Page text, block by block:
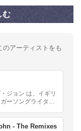
む
アーティストをも
ジョン は、イギリ
ーソングライタ
シンガー・ソング
- The Remixes